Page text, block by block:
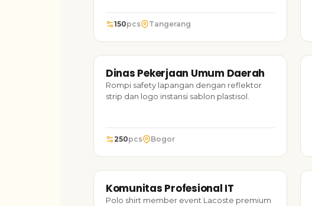
150pcs Tangerang
TARUH FOTO
Dinas Pekerjaan Umum Daerah
ROMPI 2024
Dinas Pekerjaan Umum Daerah
Rompi safety lapangan dengan reflektor
strip dan logo instansi sablon plastisol.
250pcs Bogor
TARUH FOTO
Komunitas Profesional IT
POLO SHIRT
Komunitas Profesional IT
Polo shirt member event Lacoste premium